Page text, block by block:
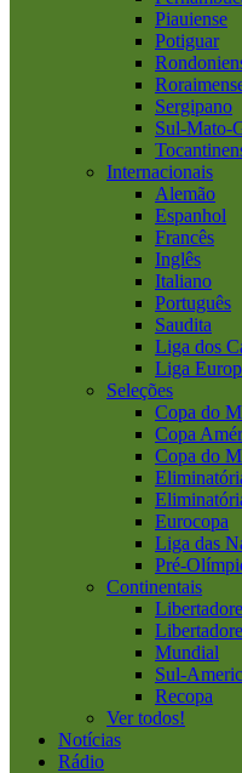
Piauiense
Potiguar
Sergipano
Sul-Mato-
Internacionais
Alemão
Espanhol
Francês
Inglês
Italiano
Português
Saudita
Liga dos
Liga
Seleções
Copa do
Copa
Copa do
Eurocopa
Liga das
Pré-
Continentais
Mundial
Sul-
Recopa
Ver todos!
Notícias
Rádio